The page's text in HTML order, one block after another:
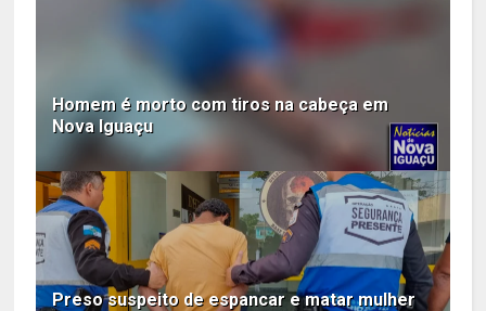
Homem é morto com tiros na cabeça em
Nova Iguaçu
Preso suspeito de espancar e matar mulher